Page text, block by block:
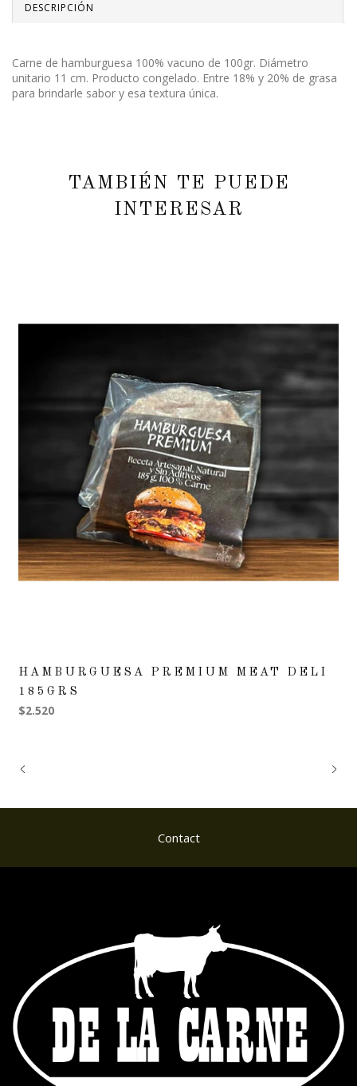
DESCRIPCIÓN
Carne de hamburguesa 100% vacuno de 100gr. Diámetro
unitario 11 cm. Producto congelado. Entre 18% y 20% de grasa
para brindarle sabor y esa textura única.
TAMBIÉN TE PUEDE
INTERESAR
HAMBURGUESA PREMIUM MEAT DELI
185GRS
$2.520
Contact